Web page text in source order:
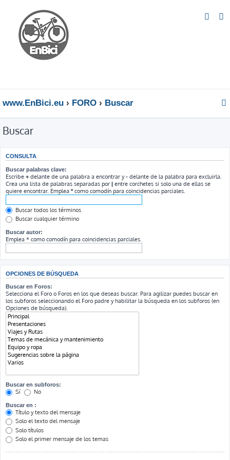
www.EnBici.eu FORO Buscar
Buscar
CONSULTA
Buscar palabras clave:
Escribe + delante de una palabra a encontrar y- delante de la palabra para excluirla.
Crea una lista de palabras separadas por | entre corchetes si solo una de ellas se
quiere encontrar. Emplea *como comodín para coincidencias parciales.
Buscar todos los términos
Buscar cualquier término
Buscar autor:
Emplea * como comodín para coincidencias parciales.
OPCIONES DE BÚSQUEDA
Buscar en Foros:
Selecciona el Foro o Foros en los que deseas buscar. Para agilizar puedes buscar en
los subforos seleccionando el Foro padre y habilitar la búsqueda en los subforos (en
Opciones de búsqueda).
Buscar en subforos:
Sí No
Buscar en :
Título y texto del mensaje
Solo el texto del mensaje
Solo títulos
Solo el primer mensaje de los temas